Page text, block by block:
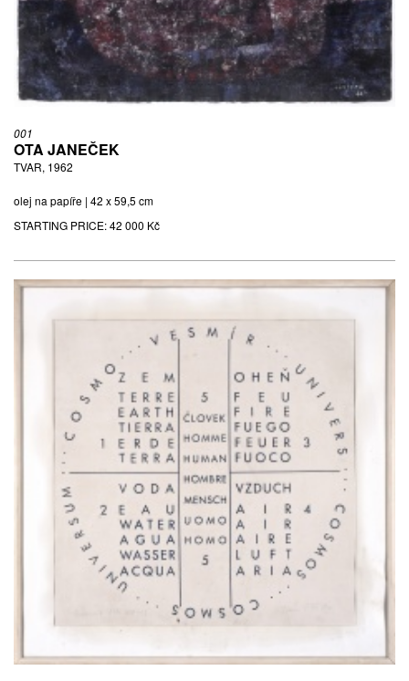
001
OTA JANEČEK
TVAR, 1962
olej na papíře | 42 x 59,5 cm
STARTING PRICE:42 000 Kč